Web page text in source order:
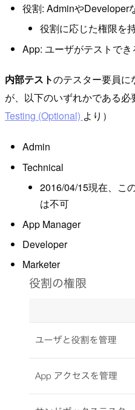
役割: AdminやDeveloper
役割に応じた権限を
App: ユーザがテストでき
内部テストのテスター要員に
が、以下のいずれかである必
Testing (Optional) より）
Admin
Technical
2016/04/15現在、こ
は不可
App Manager
Developer
Marketer